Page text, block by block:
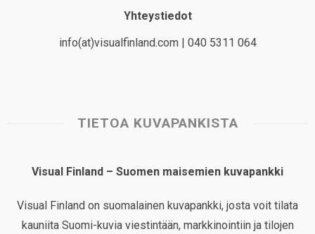
Yhteystiedot
info(at)visualfinland.com | 040 5311 064
TIETOA KUVAPANKISTA
Visual Finland – Suomen maisemien kuvapankki
Visual Finland on suomalainen kuvapankki, josta voit tilata
kauniita Suomi-kuvia viestintään, markkinointiin ja tilojen